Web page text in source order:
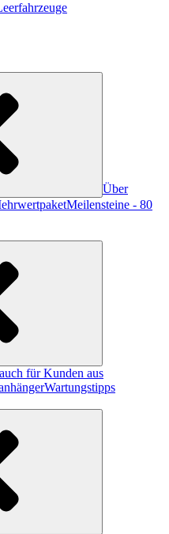
Über
Meilensteine - 80
für Kunden aus
Wartungstipps